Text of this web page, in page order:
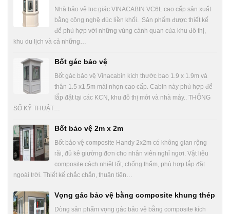
Nhà bảo vệ lục giác VINACABIN VC6L cao cấp sản xuất
bằng công nghệ đúc liền khối. Sản phẩm được thiết kế
để phù hợp với những vùng cảnh quan của khu đô thị,
khu du lịch và cả những…
Bốt gác bảo vệ
Bốt gác bảo vệ Vinacabin kích thước bao 1.9 x 1.9m và
thân 1.5 x1.5m mái nhọn cao cấp. Cabin này phù hợp để
lắp đặt tại các KCN, khu đô thị mới và nhà máy.. THÔNG
SỐ KỸ THUẬT…
Bốt bảo vệ 2m x 2m
Bốt bảo vệ composite Handy 2x2m có không gian rộng
rãi, đủ kê giường đơn cho nhân viên nghỉ ngơi. Vật liệu
composite cách nhiệt tốt, chống thấm, phù hợp lắp đặt
ngoài trời. Thiết kế chắc chắn, thuận tiện…
Vọng gác bảo vệ bằng composite khung thép
Dòng sản phẩm vọng gác bảo vệ bằng composite kích